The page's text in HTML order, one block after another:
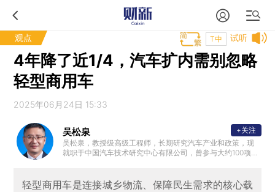
观点 试听
T中
4年降了近1/4，汽车扩内需别忽略
轻型商用车
2025年06月24日 15:33
吴松泉
吴松泉，教授级高级工程师，长期研究汽车产业和政策，现
就职于中国汽车技术研究中心有限公司，曾参与大约100项国
+关注
轻型商用车是连接城乡物流、保障民生需求的核心载